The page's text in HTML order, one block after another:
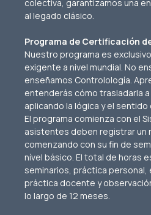
colectiva, garantizamos una
al legado clásico.
Programa de Certificación
Nuestro programa es
exigente a nivel mundial. No
enseñamos Controlología.
entenderás cómo trasladarla
aplicando la lógica y el sentido
El programa comienza con el
asistentes deben registrar un
comenzando con su fin de
nível básico. El total de horas
seminarios, práctica
práctica docente y
lo largo de 12 meses.